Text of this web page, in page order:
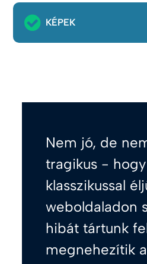
KÉPEK
Nem jó, de
tragikus -
klasszikussal
weboldaladon
hibát tártunk
megnehezítik a